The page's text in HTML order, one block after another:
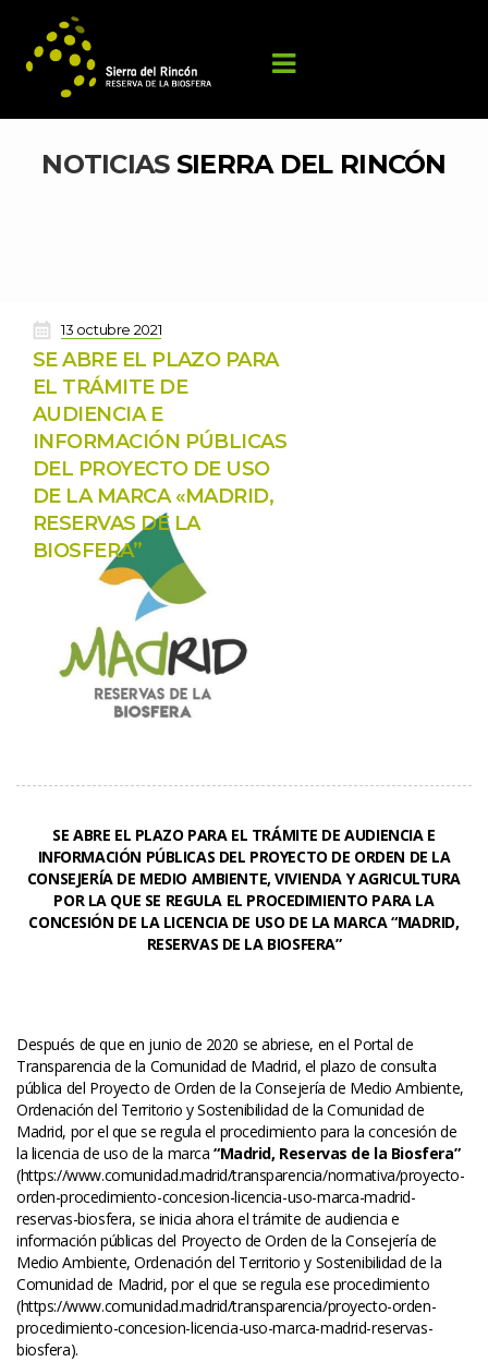
NOTICIAS SIERRA DEL RINCÓN
13 octubre 2021
SE ABRE EL PLAZO PARA
EL TRÁMITE DE
AUDIENCIA E
INFORMACIÓN PÚBLICAS
DEL PROYECTO DE USO
DE LA MARCA «MADRID,
RESERVAS DE LA
BIOSFERA”
SE ABRE EL PLAZO PARA EL TRÁMITE DE AUDIENCIA E
INFORMACIÓN PÚBLICAS DEL PROYECTO DE ORDEN DE LA
CONSEJERÍA DE MEDIO AMBIENTE, VIVIENDA Y AGRICULTURA
POR LA QUE SE REGULA EL PROCEDIMIENTO PARA LA
CONCESIÓN DE LA LICENCIA DE USO DE LA MARCA “MADRID,
RESERVAS DE LA BIOSFERA”
Después de que en junio de 2020 se abriese, en el Portal de
Transparencia de la Comunidad de Madrid, el plazo de consulta
pública del Proyecto de Orden de la Consejería de Medio Ambiente,
Ordenación del Territorio y Sostenibilidad de la Comunidad de
Madrid, por el que se regula el procedimiento para la concesión de
la licencia de uso de la marca “Madrid, Reservas de la Biosfera”
(https://www.comunidad.madrid/transparencia/normativa/proyecto-
orden-procedimiento-concesion-licencia-uso-marca-madrid-
reservas-biosfera, se inicia ahora el trámite de audiencia e
información públicas del Proyecto de Orden de la Consejería de
Medio Ambiente, Ordenación del Territorio y Sostenibilidad de la
Comunidad de Madrid, por el que se regula ese procedimiento
(https://www.comunidad.madrid/transparencia/proyecto-orden-
procedimiento-concesion-licencia-uso-marca-madrid-reservas-
biosfera).